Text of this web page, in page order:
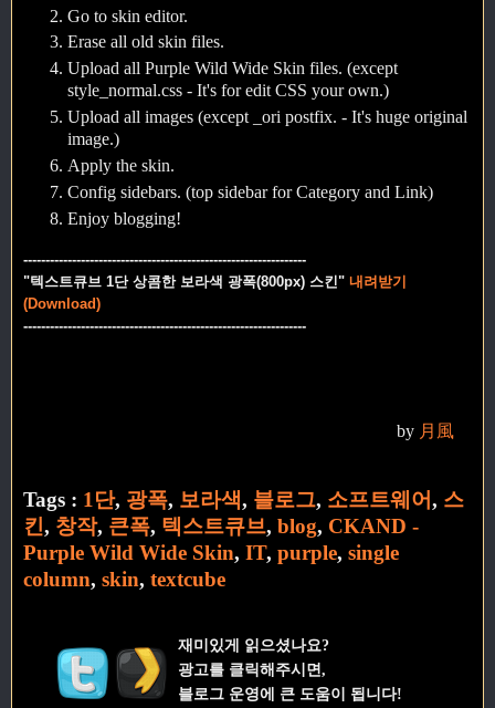
Go to skin editor.
Erase all old skin files.
Upload all Purple Wild Wide Skin files. (except
style_normal.css - It's for edit CSS your own.)
Upload all images (except _ori postfix. - It's huge original
image.)
Apply the skin.
Config sidebars. (top sidebar for Category and Link)
Enjoy blogging!
----------------------------------------------------------------
"텍스트큐브 1단 상콤한 보라색 광폭(800px) 스킨" 내려받기
(Download)
----------------------------------------------------------------
by 月風
Tags : 1단, 광폭, 보라색, 블로그, 소프트웨어, 스
킨, 창작, 큰폭, 텍스트큐브, blog, CKAND -
Purple Wild Wide Skin, IT, purple, single
column, skin, textcube
재미있게 읽으셨나요?
광고를 클릭해주시면,
블로그 운영에 큰 도움이 됩니다!